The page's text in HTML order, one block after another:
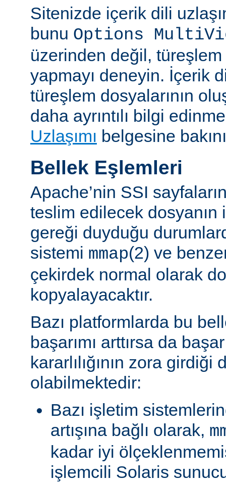
Sitenizde içerik dili
bunu Options
üzerinden değil,
yapmayı deneyin. İçerik
türeşlem dosyalarının
daha ayrıntılı bilgi
Uzlaşımı belgesine
Bellek Eşlemleri
Apache’nin SSI
teslim edilecek dosyanın
gereği duyduğu
sistemi mmap(2) ve
çekirdek normal olarak
kopyalayacaktır.
Bazı platformlarda bu
başarımı arttırsa da
kararlılığının zora girdiği
olabilmektedir:
Bazı işletim
artışına bağlı olarak,
kadar iyi
işlemcili Solaris